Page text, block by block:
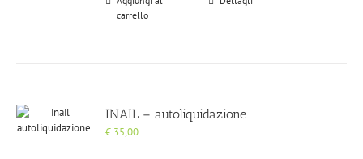
carrello
INAIL – autoliquidazione
€ 35,00